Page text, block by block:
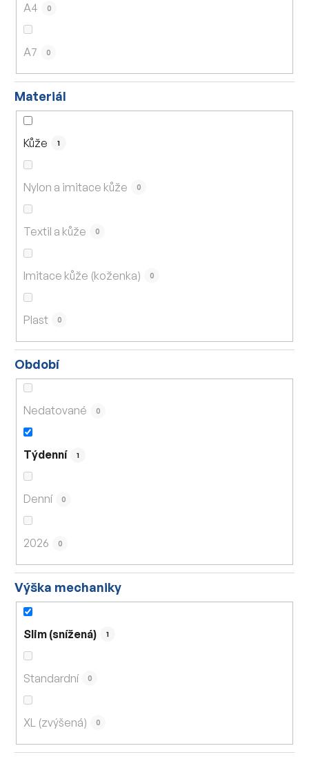
A4 0
A7 0
Materiál
Kůže 1
Nylon a imitace kůže 0
Textil a kůže 0
Imitace kůže (koženka) 0
Plast 0
Období
Nedatované 0
Týdenní 1
Denní 0
2026 0
Výška mechaniky
Slim (snížená) 1
Standardní 0
XL (zvýšená) 0